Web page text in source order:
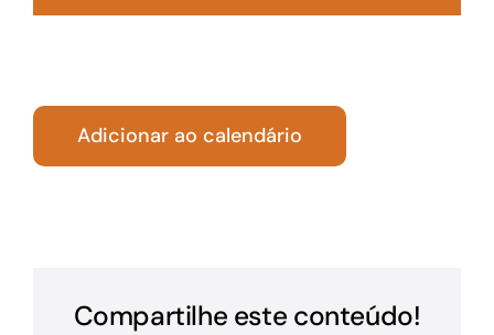
Adicionar ao calendário
Compartilhe este conteúdo!